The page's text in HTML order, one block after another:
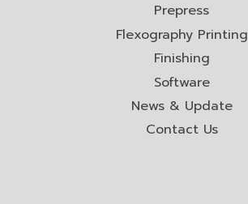
Prepress
Flexography Printing
Finishing
Software
News & Update
Contact Us